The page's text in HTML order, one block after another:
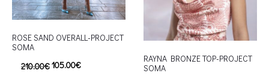
ROSE SAND OVERALL-PROJECT
SOMA
210.00€105.00€
RAYNA BRONZE TOP-PROJECT
SOMA